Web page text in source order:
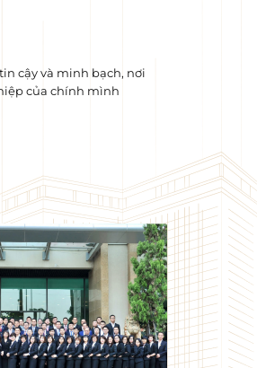
cậy và minh bạch, nơi
của chính mình